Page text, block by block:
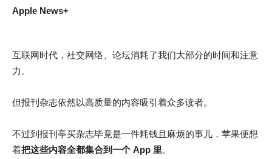
Apple News+
互联网时代，社交网络、论坛消耗了我们大部分的时间和注意
力。
但报刊杂志依然以高质量的内容吸引着众多读者。
不过到报刊亭买杂志毕竟是一件耗钱且麻烦的事儿，苹果便想
着把这些内容全都集合到一个 App 里。